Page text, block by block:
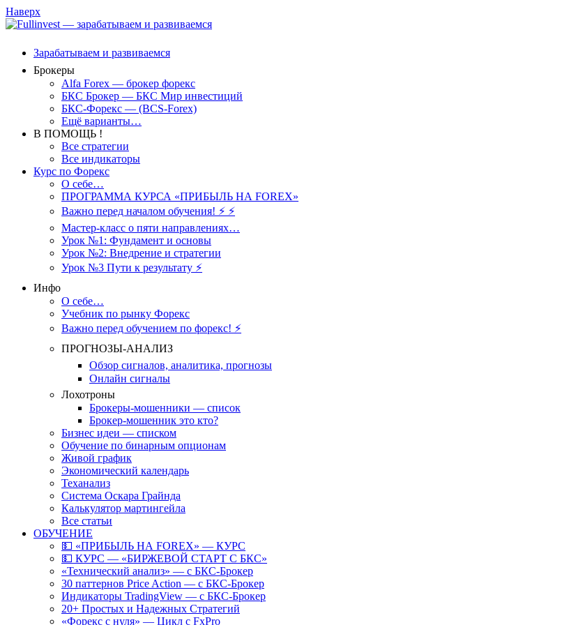
Наверх
Зарабатываем и развиваемся
Брокеры
Alfa Forex — брокер форекс
БКС Брокер — БКС Мир инвестиций
БКС-Форекс — (BCS-Forex)
Ещё варианты…
В ПОМОЩЬ !
Все стратегии
Все индикаторы
Курс по Форекс
О себе…
ПРОГРАММА КУРСА «ПРИБЫЛЬ НА FOREX»
Важно перед началом обучения! ⚡ ⚡
Мастер-класс о пяти направлениях…
Урок №1: Фундамент и основы
Урок №2: Внедрение и стратегии
Урок №3 Пути к результату ⚡️
Инфо
О себе…
Учебник по рынку Форекс
Важно перед обучением по форекс! ⚡
ПРОГНОЗЫ-АНАЛИЗ
Обзор сигналов, аналитика, прогнозы
Онлайн сигналы
Лохотроны
Брокеры-мошенники — список
Брокер-мошенник это кто?
Бизнес идеи — списком
Обучение по бинарным опционам
Живой график
Экономический календарь
Теханализ
Система Оскара Грайнда
Калькулятор мартингейла
Все статьи
ОБУЧЕНИЕ
💵 «ПРИБЫЛЬ НА FOREX» — КУРС
💵 КУРС — «БИРЖЕВОЙ СТАРТ С БКС»
«Технический анализ» — с БКС-Брокер
30 паттернов Price Action — с БКС-Брокер
Индикаторы TradingView — с БКС-Брокер
20+ Простых и Надежных Стратегий
«Форекс с нуля» — Цикл с FxPro